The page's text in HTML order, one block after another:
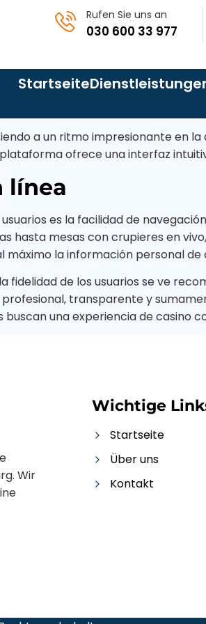
Rufen Sie uns an
030 600 33 977
Startseite
Diagnosen
Epidermolysis bullosa
Diabetischer Fuß
Ulcus Cruris
Druckgeschwür (Dekubitus)
Chirurgische Wunden
Verbrennungen
a un ritmo impresionante en
ofrece una interfaz
línea
es la facilidad de
hasta mesas con crupieres en
la información personal
fidelidad de los usuarios se ve
transparente y
una experiencia de casino
Wir
Wichtige
Startseite
Über uns
Kontakt